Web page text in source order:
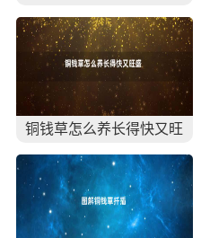
铜钱草怎么养长得快又旺
盛